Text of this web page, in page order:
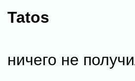
Tatos
ничего не